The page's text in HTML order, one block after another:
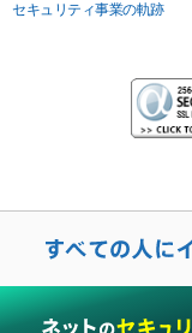
セキュリティ事業の軌跡